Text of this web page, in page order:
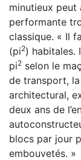
minutieux peut
performante
classique. « Il
(pi2) habitales.
pi2 selon le
de transport,
architectural,
deux ans de
blocs par jour p
embouvetés. »